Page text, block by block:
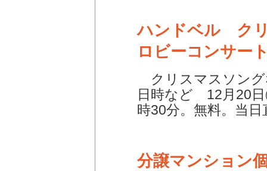
ハンドベル ク
ロビーコンサー
クリスマスソン
日時など 12月20日
時30分。無料。当
分譲マンション